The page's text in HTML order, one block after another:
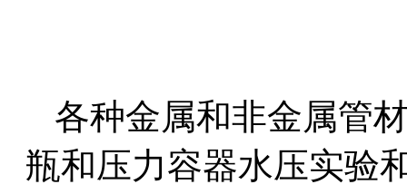
各种金属和非金属管
瓶和压力容器水压实验